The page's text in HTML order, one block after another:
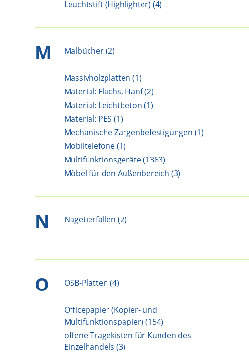
Leuchtstift (Highlighter) (4)
M Malbücher (2)
Massivholzplatten (1)
Material: Flachs, Hanf (2)
Material: Leichtbeton (1)
Material: PES (1)
Mechanische Zargenbefestigungen (1)
Mobiltelefone (1)
Multifunktionsgeräte (1363)
Möbel für den Außenbereich (3)
N Nagetierfallen (2)
O OSB-Platten (4)
Officepapier (Kopier- und
Multifunktionspapier) (154)
offene Tragekisten für Kunden des
Einzelhandels (3)